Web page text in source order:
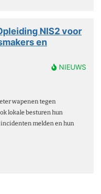
NIS2 voor
en
NIEUWS
wapenen tegen
lokale besturen hun
melden en hun